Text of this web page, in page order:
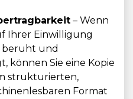
– Wenn
Ihrer Einwilligung
beruht und
können Sie eine Kopie
strukturierten,
Format